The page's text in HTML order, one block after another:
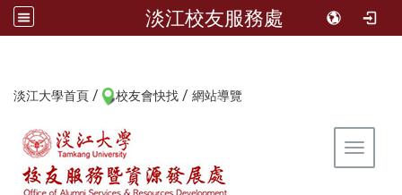
淡江校友服務處
淡江大學首頁 / 校友會快找 / 網站導覽
Toggle